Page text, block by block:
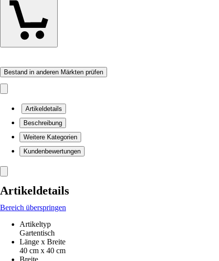
Bestand in anderen Märkten prüfen
Artikeldetails
Beschreibung
Weitere Kategorien
Kundenbewertungen
Artikeldetails
Bereich überspringen
Artikeltyp
Gartentisch
Länge x Breite
40 cm x 40 cm
Breite